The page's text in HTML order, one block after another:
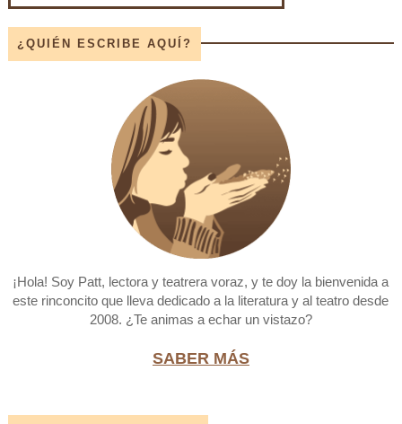
¿QUIÉN ESCRIBE AQUÍ?
¡Hola! Soy Patt, lectora y teatrera voraz, y te doy la bienvenida a
este rinconcito que lleva dedicado a la literatura y al teatro desde
2008. ¿Te animas a echar un vistazo?
SABER MÁS